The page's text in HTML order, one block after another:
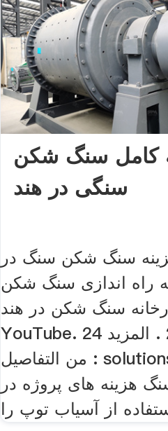
کامل سنگ شکن
سنگی در هند
سنگ شکن سنگ در
راه اندازی سنگ شکن
سنگ شکن در هند
YouTube. 24 مه 2016 . المزيد
من التفاصيل : solutions/ سنگ
هزینه های پروژه در